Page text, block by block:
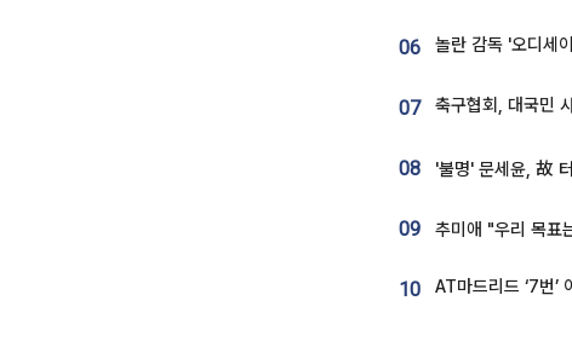
06
07
08
09
10